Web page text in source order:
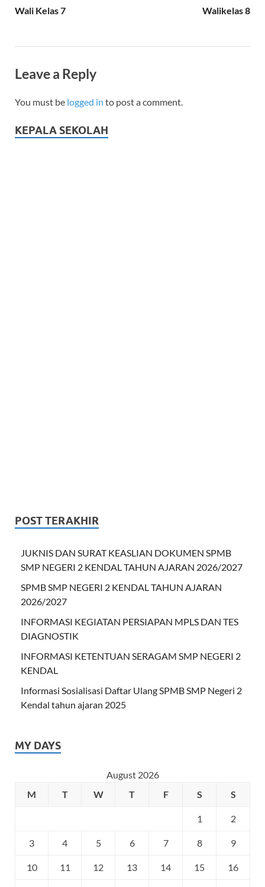
Wali Kelas 7 Walikelas 8
Leave a Reply
You must be logged in to post a comment.
KEPALA SEKOLAH
POST TERAKHIR
JUKNIS DAN SURAT KEASLIAN DOKUMEN SPMB
SMP NEGERI 2 KENDAL TAHUN AJARAN 2026/2027
SPMB SMP NEGERI 2 KENDAL TAHUN AJARAN
2026/2027
INFORMASI KEGIATAN PERSIAPAN MPLS DAN TES
DIAGNOSTIK
INFORMASI KETENTUAN SERAGAM SMP NEGERI 2
KENDAL
Informasi Sosialisasi Daftar Ulang SPMB SMP Negeri 2
Kendal tahun ajaran 2025
MY DAYS
August 2026
M
T W T F S S
1 2
3 4 5 6 7 8 9
10 11 12 13 14 15 16